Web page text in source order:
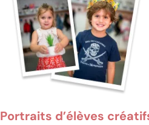
Portraits d’élèves